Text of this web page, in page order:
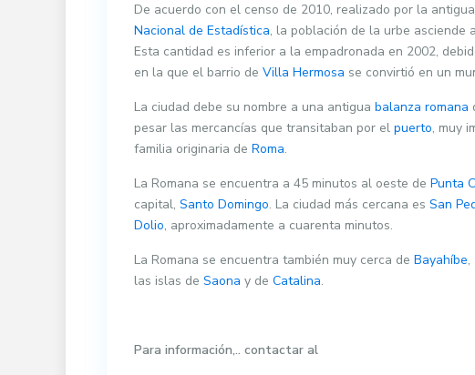
De acuerdo con el censo de 2010, realizado por la
Nacional de Estadística, la población de la urbe asciende
Esta cantidad es inferior a la empadronada en 2002,
en la que el barrio de Villa Hermosa se convirtió en un
La ciudad debe su nombre a una antigua balanza romana
pesar las mercancías que transitaban por el puerto, muy
familia originaria de Roma.
La Romana se encuentra a 45 minutos al oeste de Punta
capital, Santo Domingo. La ciudad más cercana es San
Dolio, aproximadamente a cuarenta minutos.
La Romana se encuentra también muy cerca de Bayahíbe,
las islas de Saona y de Catalina.
Para información,.. contactar al